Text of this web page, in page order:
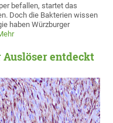
befallen, startet das
Doch die Bakterien wissen
haben Würzburger
entdeckt